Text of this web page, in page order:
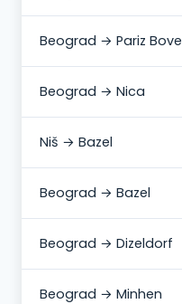
Beograd → Pariz Bove
Beograd → Nica
Niš → Bazel
Beograd → Bazel
Beograd → Dizeldorf
Beograd → Minhen